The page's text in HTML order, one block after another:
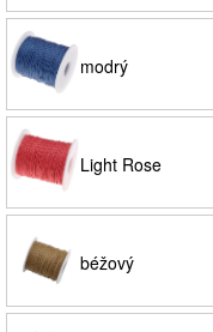
modrý
Light Rose
béžový